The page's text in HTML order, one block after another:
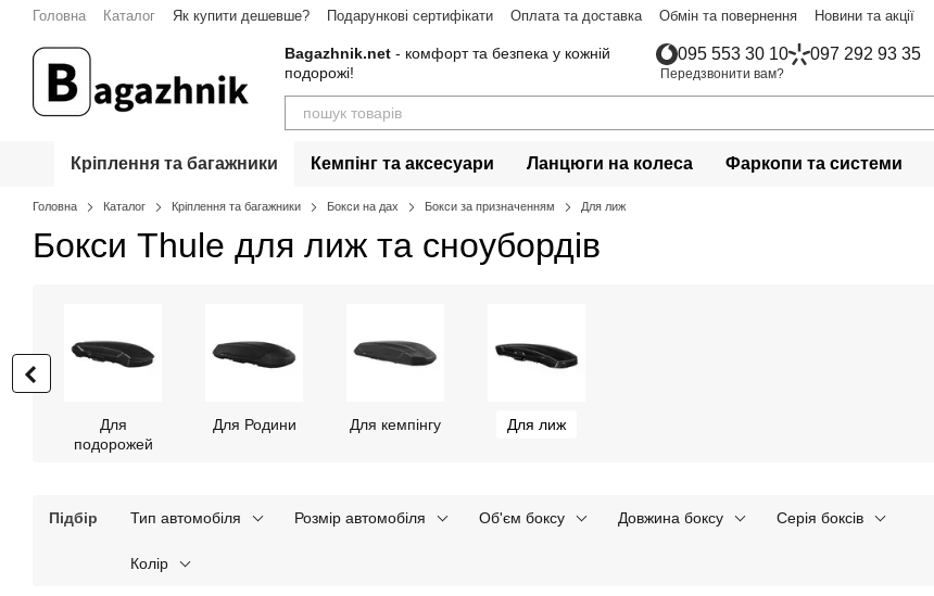
Перейти до основного контенту
Головна Каталог Як купити дешевше? Подарункові сертифікати Оплата та доставка Обмін та повернення
Новини та акції
Bagazhnik.net - комфорт та безпека у кожній
подорожі!
095 553 30 10 097 292 93 35
Передзвонити вам?
Кріплення та багажники Кемпінг та аксесуари Ланцюги на колеса Фаркопи та системи
Головна Каталог Кріплення та багажники Бокси на дах Бокси за призначенням Для лиж
Бокси Thule для лиж та сноубордів
Для
подорожей
Для Родини Для кемпінгу Для лиж
Підбір Тип автомобіля Розмір автомобіля Об'єм боксу Довжина боксу Серія боксів
Колір